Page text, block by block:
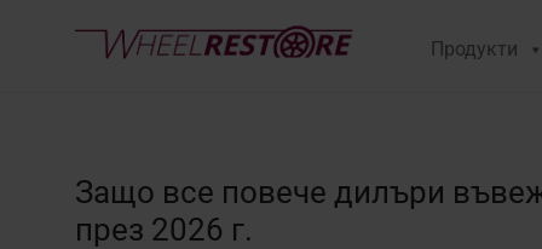
Продукти
Защо все повече дилъри
през 2026 г.